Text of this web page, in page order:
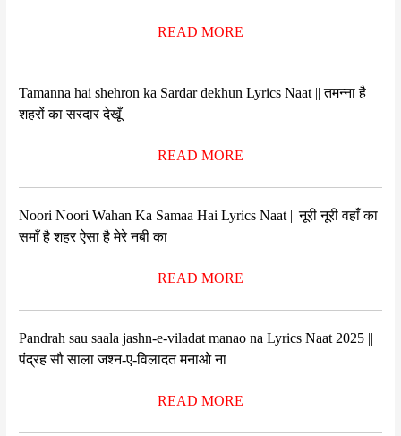
READ MORE
Tamanna hai shehron ka Sardar dekhun Lyrics Naat || तमन्ना है
शहरों का सरदार देखूँ
READ MORE
Noori Noori Wahan Ka Samaa Hai Lyrics Naat || नूरी नूरी वहाँ का
समाँ है शहर ऐसा है मेरे नबी का
READ MORE
Pandrah sau saala jashn-e-viladat manao na Lyrics Naat 2025 ||
पंद्रह सौ साला जश्न-ए-विलादत मनाओ ना
READ MORE